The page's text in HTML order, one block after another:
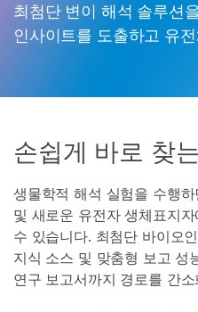
추천 링크
최첨단 변이 해석 솔루션
인사이트를 도출하고 유
손쉽게 바로 찾
생물학적 해석 실험을 수행
및 새로운 유전자 생체표지
수 있습니다. 최첨단 바이오
지식 소스 및 맞춤형 보고 성
연구 보고서까지 경로를 간